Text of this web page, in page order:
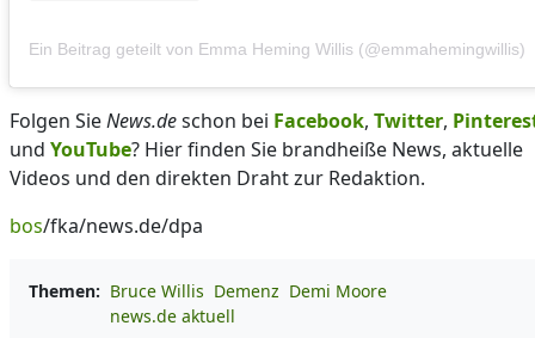
Ein Beitrag geteilt von Emma Heming Willis (@emmahemingwillis)
Folgen SieNews.deschon bei Facebook, Twitter,
und YouTube? Hier finden Sie brandheiße News, aktuelle
Videos und den direkten Draht zur Redaktion.
bos/fka/news.de/dpa
Themen: Bruce Willis Demenz Demi Moore
news.de aktuell